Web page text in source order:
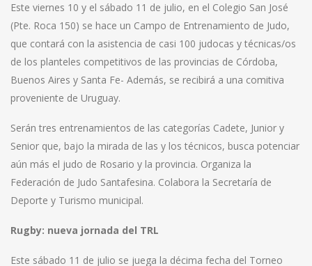
Este viernes 10 y el sábado 11 de julio, en el Colegio San José
(Pte. Roca 150) se hace un Campo de Entrenamiento de Judo,
que contará con la asistencia de casi 100 judocas y técnicas/os
de los planteles competitivos de las provincias de Córdoba,
Buenos Aires y Santa Fe- Además, se recibirá a una comitiva
proveniente de Uruguay.
Serán tres entrenamientos de las categorías Cadete, Junior y
Senior que, bajo la mirada de las y los técnicos, busca potenciar
aún más el judo de Rosario y la provincia. Organiza la
Federación de Judo Santafesina. Colabora la Secretaría de
Deporte y Turismo municipal.
Rugby: nueva jornada del TRL
Este sábado 11 de julio se juega la décima fecha del Torneo